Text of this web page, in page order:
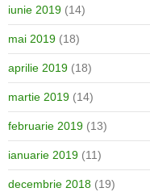
iunie 2019 (14)
mai 2019 (18)
aprilie 2019 (18)
martie 2019 (14)
februarie 2019 (13)
ianuarie 2019 (11)
decembrie 2018 (19)